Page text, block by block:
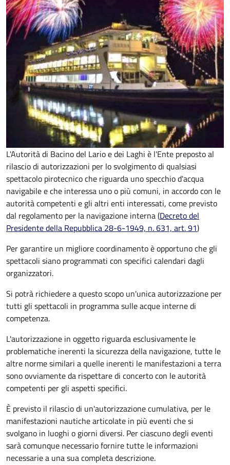
L'Autorità di Bacino del Lario e dei Laghi è l'Ente preposto al
rilascio di autorizzazioni per lo svolgimento di qualsiasi
spettacolo pirotecnico che riguarda uno specchio d'acqua
navigabile e che interessa uno o più comuni, in accordo con le
autorità competenti e gli altri enti interessati, come previsto
dal regolamento per la navigazione interna (Decreto del
Presidente della Repubblica 28-6-1949, n. 631, art. 91)
Per garantire un migliore coordinamento è opportuno che gli
spettacoli siano programmati con specifici calendari dagli
organizzatori.
Si potrà richiedere a questo scopo un'unica autorizzazione per
tutti gli spettacoli in programma sulle acque interne di
competenza.
L'autorizzazione in oggetto riguarda esclusivamente le
problematiche inerenti la sicurezza della navigazione, tutte le
altre norme similari a quelle inerenti le manifestazioni a terra
sono ovviamente da rispettare di concerto con le autorità
competenti per gli aspetti specifici.
È previsto il rilascio di un'autorizzazione cumulativa, per le
manifestazioni nautiche articolate in più eventi che si
svolgano in luoghi o giorni diversi. Per ciascuno degli eventi
sarà comunque necessario fornire tutte le informazioni
necessarie a una sua completa descrizione.